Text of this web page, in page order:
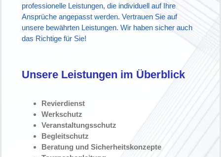
professionelle Leistungen, die individuell auf Ihre
Ansprüche angepasst werden. Vertrauen Sie auf
unsere bewährten Leistungen. Wir haben sicher auch
das Richtige für Sie!
Unsere Leistungen im Überblick
Revierdienst
Werkschutz
Veranstaltungsschutz
Begleitschutz
Beratung und Sicherheitskonzepte